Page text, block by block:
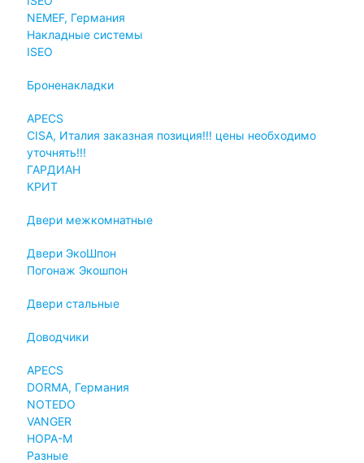
NEMEF, Германия
Накладные системы
ISEO
Броненакладки
APECS
CISA, Италия заказная позиция!!! цены необходимо
уточнять!!!
ГАРДИАН
КРИТ
Двери межкомнатные
Двери ЭкоШпон
Погонаж Экошпон
Двери стальные
Доводчики
APECS
DORMA, Германия
NOTEDO
VANGER
НОРА-М
Разные